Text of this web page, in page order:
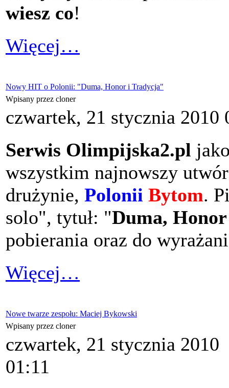
wiesz co!
Więcej…
Nowy HIT o Polonii: "Duma, Honor i Tradycja"
Wpisany przez cloner
czwartek, 21 stycznia 2010
Serwis Olimpijska2.pl
wszystkim najnowszy
drużynie, Polonii Bytom.
solo", tytuł: "Duma,
pobierania oraz do
Więcej…
Nowe twarze zespołu: Maciej Bykowski
Wpisany przez cloner
czwartek, 21 stycznia 2010
01:11